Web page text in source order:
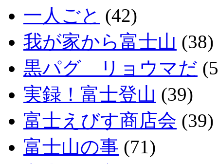
一人ごと (42)
我が家から富士山 (38)
黒パグ リョウマだ
実録！富士登山 (39)
富士えびす商店会 (39)
富士山の事 (71)